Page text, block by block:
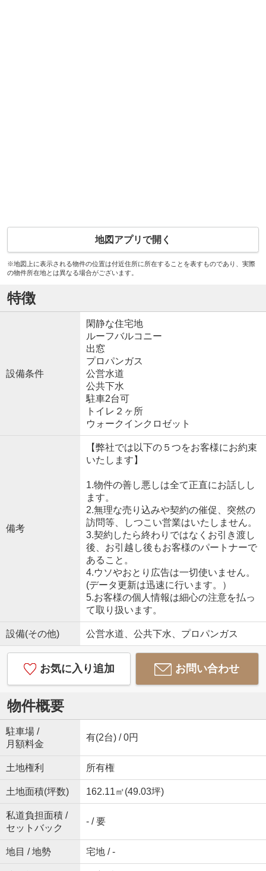
地図アプリで開く
※地図上に表示される物件の位置は付近住所に所在することを表すものであり、実際
の物件所在地とは異なる場合がございます。
特徴
設備条件
閑静な住宅地
ルーフバルコニー
出窓
プロパンガス
公営水道
公共下水
駐車2台可
トイレ２ヶ所
ウォークインクロゼット
備考
【弊社では以下の５つをお客様にお約束
いたします】
1.物件の善し悪しは全て正直にお話しし
ます。
2.無理な売り込みや契約の催促、突然の
訪問等、しつこい営業はいたしません。
3.契約したら終わりではなくお引き渡し
後、お引越し後もお客様のパートナーで
あること。
4.ウソやおとり広告は一切使いません。
(データ更新は迅速に行います。）
5.お客様の個人情報は細心の注意を払っ
て取り扱います。
設備(その他) 公営水道、公共下水、プロパンガス
お気に入り追加 お問い合わせ
物件概要
駐車場 /
月額料金
有(2台) / 0円
土地権利 所有権
土地面積(坪数) 162.11㎡(49.03坪)
私道負担面積 /
セットバック
- / 要
地目 / 地勢 宅地 / -